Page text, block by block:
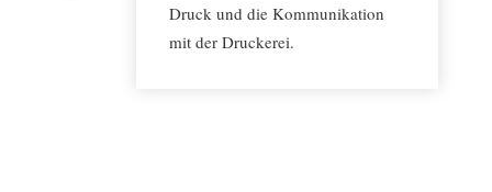
Druck und die Kommunikation
mit der Druckerei.